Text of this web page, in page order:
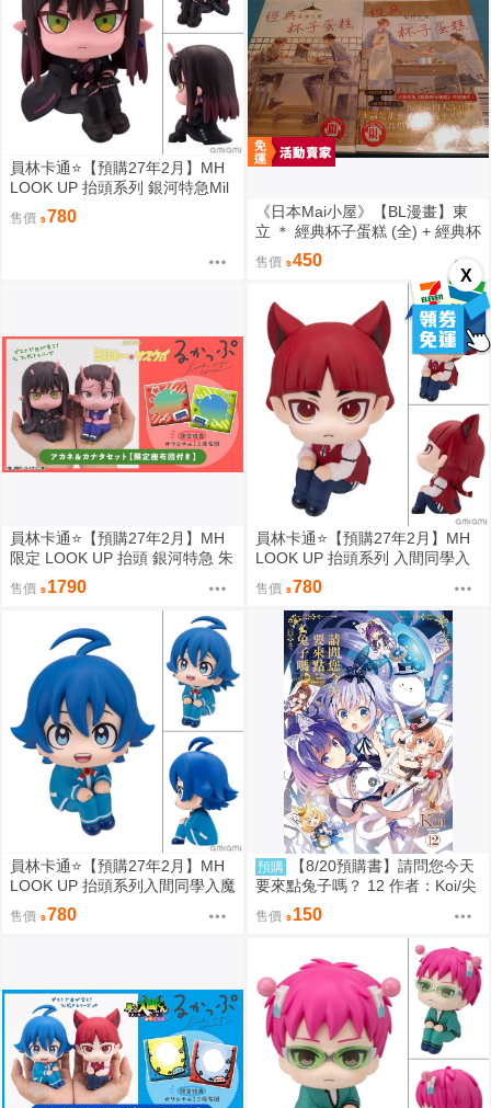
X
員林卡通⭐️【預購27年2月】MH
LOOK UP 抬頭系列 銀河特急Mil
ky☆Subway 朱音 0813
售價 780
《日本Mai小屋》【BL漫畫】東
立 ＊ 經典杯子蛋糕 (全) + 經典杯
子蛋糕 with 卡布奇諾 (全) ＊ 作
者：佐岸左岸
售價 450
員林卡通⭐️【預購27年2月】MH
限定 LOOK UP 抬頭 銀河特急 朱
音 & 鐵多 套組附特典 0813
售價 1790
員林卡通⭐️【預購27年2月】MH
LOOK UP 抬頭系列 入間同學入
魔了！歐佩拉 0813
售價 780
員林卡通⭐️【預購27年2月】MH
LOOK UP 抬頭系列入間同學入魔
了！鈴木入間 0813
售價 780
預購
【8/20預購書】請問您今天
要來點兔子嗎？ 12 作者：Koi/尖
端漫畫/Avi書店
售價 150